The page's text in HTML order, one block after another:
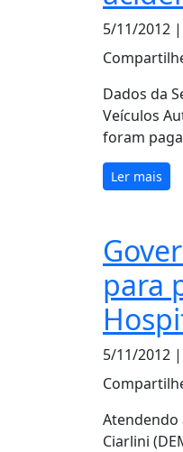
5/11/2012
Dados da
Veículos
foram
Ler mais
para
5/11/2012
Atendendo
Ciarlini